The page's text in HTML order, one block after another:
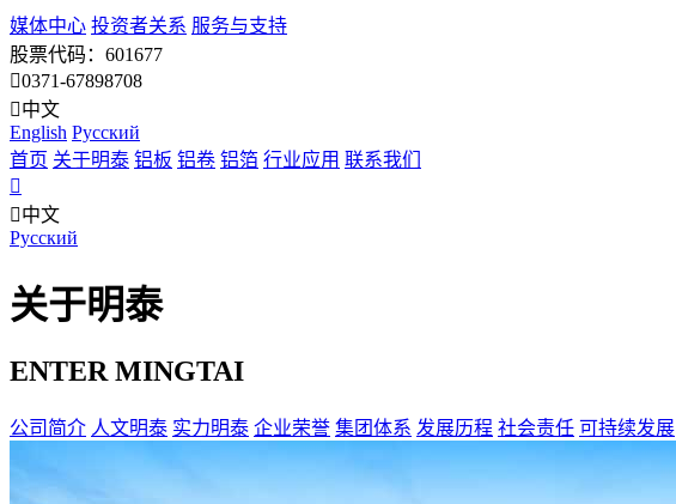
媒体中心 投资者关系 服务与支持
股票代码：601677
0371-67898708
中文
English Pусский
首页 关于明泰 铝板 铝卷 铝箔 行业应用 联系我们
中文
Pусский
关于明泰
ENTER MINGTAI
公司简介 人文明泰 实力明泰 企业荣誉 集团体系 发展历程 社会责任 可持续发展